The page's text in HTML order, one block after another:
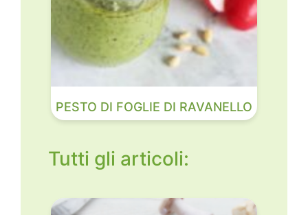
PESTO DI FOGLIE DI RAVANELLO
Tutti gli articoli: